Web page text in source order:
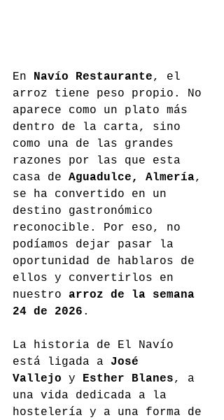
En Navío Restaurante, el
arroz tiene peso propio. No
aparece como un plato más
dentro de la carta, sino
como una de las grandes
razones por las que esta
casa de Aguadulce, Almería,
se ha convertido en un
destino gastronómico
reconocible. Por eso, no
podíamos dejar pasar la
oportunidad de hablaros de
ellos y convertirlos en
nuestro arroz de la semana
24 de 2026 .
La historia de El Navío
está ligada a José
Vallejo y Esther Blanes, a
una vida dedicada a la
hostelería y a una forma de